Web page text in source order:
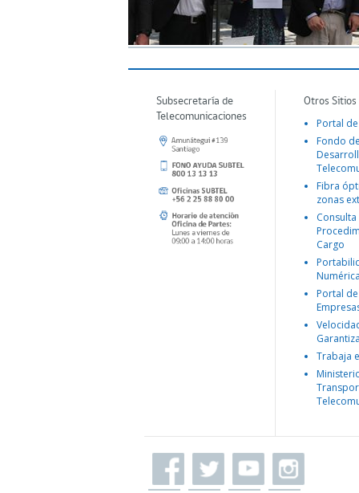
Subsecretaría de
Telecomunicaciones
Otros
Portal
Fondo
Fibra
zonas
Consulta
Cargo
Portal
Trabaja